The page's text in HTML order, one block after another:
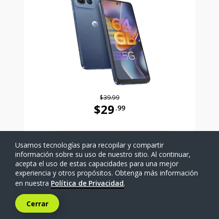
$39.99
$29 .99
SELECCIONAR TELÉFONO
Comparar
Usamos tecnologías para recopilar y compartir
información sobre su uso de nuestro sitio. Al continuar,
acepta el uso de estas capacidades para una mejor
experiencia y otros propósitos. Obtenga más información
en nuestra Política de Privacidad.
Cerrar